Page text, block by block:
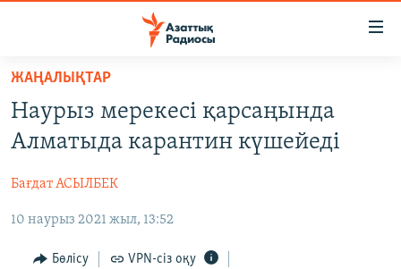
Skip
main
content
to
Navigation
САЯСАТ
ҚАҢТАР ОҚИҒАСЫ
АДАМ ҚҰҚЫҚТАРЫ
ӘЛЕУМЕТ
ЖАҢАЛЫҚТАР
Наурыз мерекесі қарсаңында
Алматыда карантин күшейеді
Бағдат АСЫЛБЕК
10 наурыз 2021 жыл, 13:52
Бөлісу VPN-сіз оқу